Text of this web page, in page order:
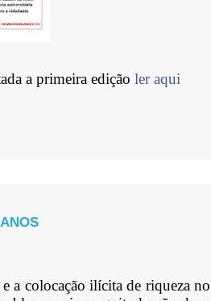
a primeira edição ler aqui
a colocação ilícita de riqueza no